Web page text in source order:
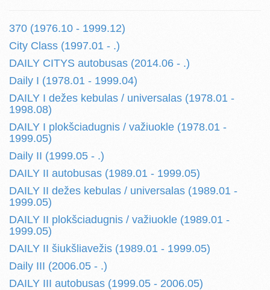
370 (1976.10 - 1999.12)
City Class (1997.01 - .)
DAILY CITYS autobusas (2014.06 - .)
Daily I (1978.01 - 1999.04)
DAILY I dežes kebulas / universalas (1978.01 -
1998.08)
DAILY I plokšciadugnis / važiuokle (1978.01 -
1999.05)
Daily II (1999.05 - .)
DAILY II autobusas (1989.01 - 1999.05)
DAILY II dežes kebulas / universalas (1989.01 -
1999.05)
DAILY II plokšciadugnis / važiuokle (1989.01 -
1999.05)
DAILY II šiukšliavežis (1989.01 - 1999.05)
Daily III (2006.05 - .)
DAILY III autobusas (1999.05 - 2006.05)